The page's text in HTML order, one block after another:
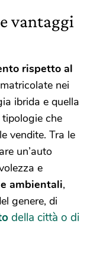
vantaggi
rispetto al
nei
ibrida e quella
tipologie che
vendite. Tra le
un’auto
e
ambientali,
genere, di
della città o di